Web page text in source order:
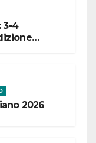
3-4
2026